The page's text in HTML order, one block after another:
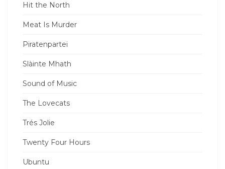
Hit the North
Meat Is Murder
Piratenpartei
Slàinte Mhath
Sound of Music
The Lovecats
Trés Jolie
Twenty Four Hours
Ubuntu